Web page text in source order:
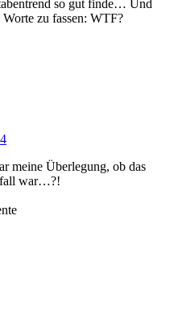
so gut finde… Und
zu fassen: WTF?
meine Überlegung, ob das
war…?!